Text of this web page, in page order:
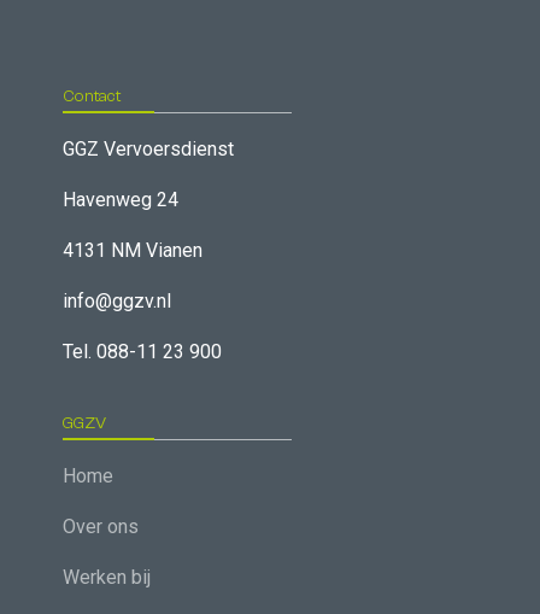
Contact
GGZ Vervoersdienst
Havenweg 24
4131 NM Vianen
info@ggzv.nl
Tel. 088-11 23 900
GGZV
Home
Over ons
Werken bij